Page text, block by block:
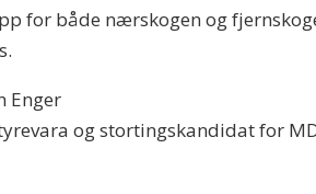
for både nærskogen og
Enger
og stortingskandidat for